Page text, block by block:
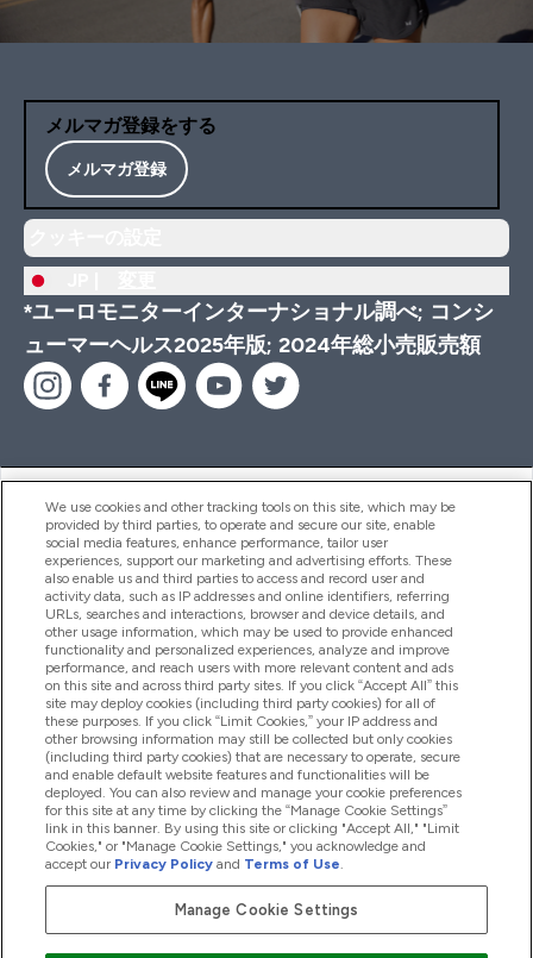
メルマガ登録をする
メルマガ登録
*ユーロモニターインターナショナル調べ; コンシ
ューマーヘルス2025年版; 2024年総小売販売額
ヘルプ＆ガイド
商品について
会社概要
特典＆ポイント
2026 The Hut.com Ltd
Pay with
We use cookies and other tracking tools on this site, which may be
provided by third parties, to operate and secure our site, enable
social media features, enhance performance, tailor user
experiences, support our marketing and advertising efforts. These
also enable us and third parties to access and record user and
activity data, such as IP addresses and online identifiers, referring
URLs, searches and interactions, browser and device details, and
other usage information, which may be used to provide enhanced
functionality and personalized experiences, analyze and improve
performance, and reach users with more relevant content and ads
on this site and across third party sites. If you click “Accept All” this
site may deploy cookies (including third party cookies) for all of
these purposes. If you click “Limit Cookies,” your IP address and
other browsing information may still be collected but only cookies
(including third party cookies) that are necessary to operate, secure
and enable default website features and functionalities will be
deployed. You can also review and manage your cookie preferences
for this site at any time by clicking the “Manage Cookie Settings”
link in this banner. By using this site or clicking "Accept All," "Limit
Cookies," or "Manage Cookie Settings," you acknowledge and
accept our Privacy Policy and Terms of Use.
Manage Cookie Settings